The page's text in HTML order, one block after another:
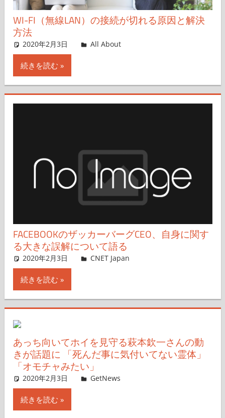
WI-FI（無線LAN）の接続が切れる原因と解決
方法
2020年2月3日 All About
続きを読む
FACEBOOKのザッカーバーグCEO、自身に関す
る大きな誤解について語る
2020年2月3日 CNET Japan
続きを読む
あっち向いてホイを見守る萩本欽一さんの動
きが話題に 「死んだ事に気付いてない霊体」
「オモチャみたい」
2020年2月3日 GetNews
続きを読む